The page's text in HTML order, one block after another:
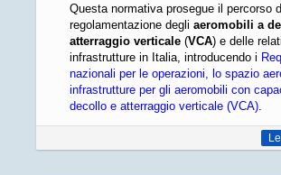
Questa normativa prosegue il percorso
regolamentazione degli aeromobili a
atterraggio verticale(VCA) e delle
infrastrutture in Italia, introducendo i
nazionali per le operazioni, lo spazio
infrastrutture per gli aeromobili con
decollo e atterraggio verticale (VCA).